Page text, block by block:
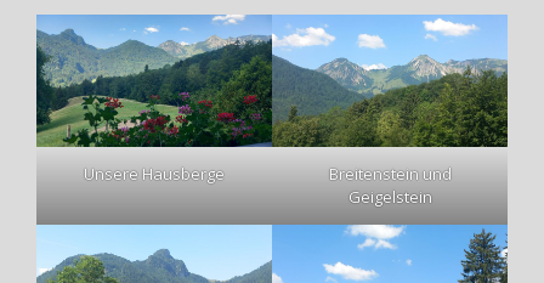
Unsere Hausberge
Breitenstein und
Geigelstein